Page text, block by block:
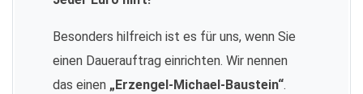
Besonders hilfreich ist es für uns, wenn Sie
einen Dauerauftrag einrichten. Wir nennen
das einen „Erzengel-Michael-Baustein“.